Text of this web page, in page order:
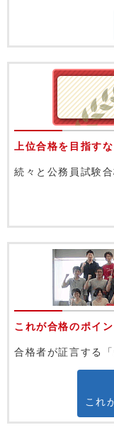
上位合格を目指すな
続々と公務員試験
これが合格のポイン
合格者が証言する
これ